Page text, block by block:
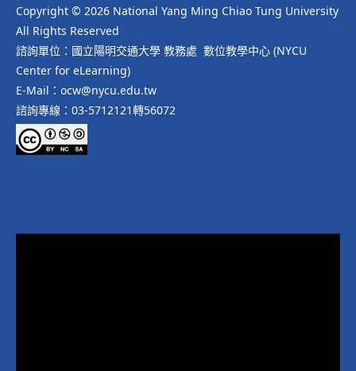
Copyright © 2026 National Yang Ming Chiao Tung University
All Rights Reserved
諮詢單位：國立陽明交通大學 教務處 數位教學中心 (NYCU
Center for eLearning)
E-Mail：ocw@nycu.edu.tw
諮詢專線：03-5712121轉56072